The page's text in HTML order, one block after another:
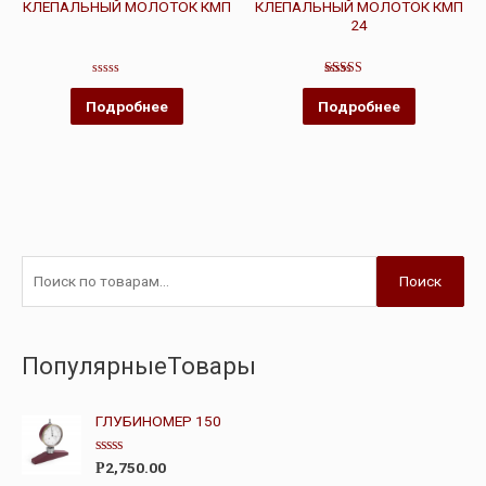
КЛЕПАЛЬНЫЙ МОЛОТОК КМП
Оценка
из
5
Подробнее
КЛЕПАЛЬНЫЙ МОЛОТОК КМП
24
Оценка
из 5
Подробнее
Поиск
ПопулярныеТовары
ГЛУБИНОМЕР 150
О
Р2,750.00